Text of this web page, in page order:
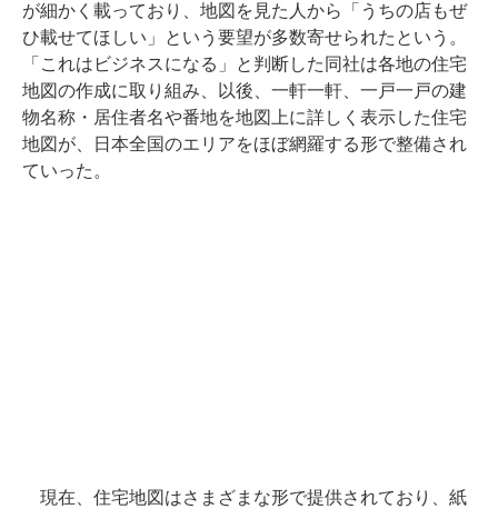
が細かく載っており、地図を見た人から「うちの店もぜ
ひ載せてほしい」という要望が多数寄せられたという。
「これはビジネスになる」と判断した同社は各地の住宅
地図の作成に取り組み、以後、一軒一軒、一戸一戸の建
物名称・居住者名や番地を地図上に詳しく表示した住宅
地図が、日本全国のエリアをほぼ網羅する形で整備され
ていった。
現在、住宅地図はさまざまな形で提供されており、紙